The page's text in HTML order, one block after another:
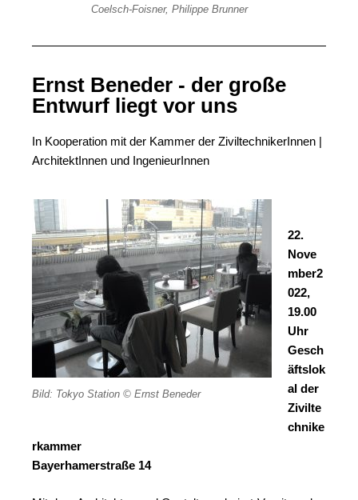
Coelsch-Foisner, Philippe Brunner
Ernst Beneder - der große
Entwurf liegt vor uns
In Kooperation mit der Kammer der ZiviltechnikerInnen |
ArchitektInnen und IngenieurInnen
Bild: Tokyo Station © Ernst Beneder
22.
Nove
mber2
022,
19.00
Uhr
Gesch
äftslok
al der
Zivilte
chnike
rkammer
Bayerhamerstraße 14